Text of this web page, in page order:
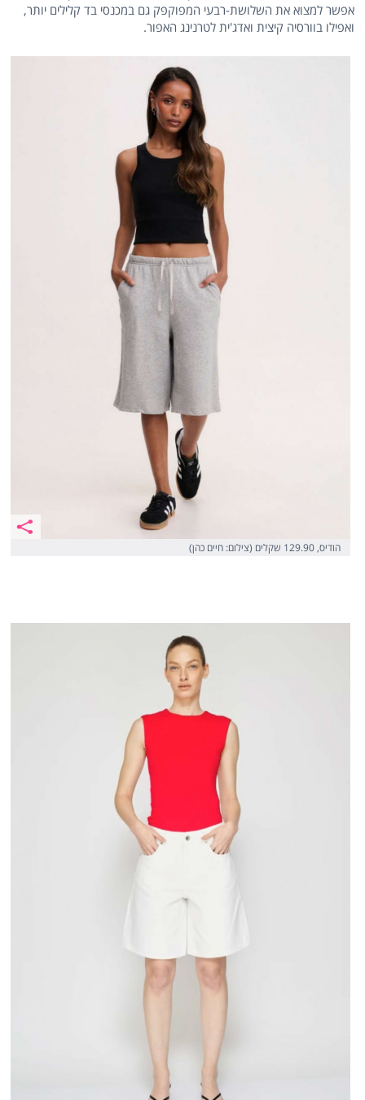
אפשר למצוא את השלושת-רבעי המפוקפק גם במכנסי בד קלילים יותר,
ואפילו בוורסיה קיצית ואדג'ית לטרנינג האפור.
הודיס, 129.90 שקלים (צילום: חיים כהן)